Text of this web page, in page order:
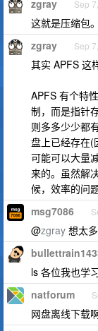
zgray Sep
这就是压缩包。
zgray Sep
其实 APFS 这
APFS 有个特
制，而是指针
则多多少少都
盘上已经存在(
可能可以大量
来的。虽然解
候，效率的问
msg7086
@zgray 想太多
ls 各位我也学
natforum
网盘离线下载